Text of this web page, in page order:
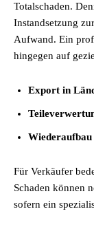
Totalschaden.
Instandsetzung
Aufwand. Ein
hingegen auf
Export in
Wiederaufbau
Für Verkäufer
Schaden können
sofern ein